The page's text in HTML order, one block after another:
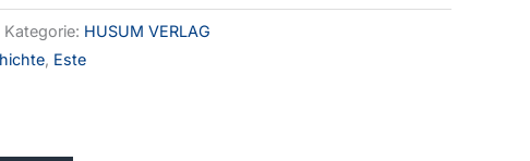
Kategorie: HUSUM VERLAG
, Este